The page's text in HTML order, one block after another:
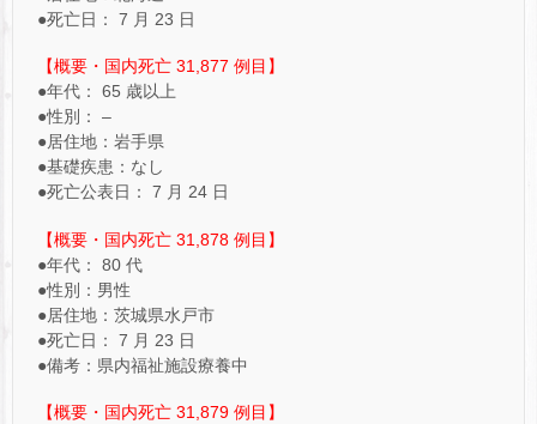
●死亡日： 7 月 23 日
【概要・国内死亡 31,877 例目】
●年代： 65 歳以上
●性別： –
●居住地：岩手県
●基礎疾患：なし
●死亡公表日： 7 月 24 日
【概要・国内死亡 31,878 例目】
●年代： 80 代
●性別：男性
●居住地：茨城県水戸市
●死亡日： 7 月 23 日
●備考：県内福祉施設療養中
【概要・国内死亡 31,879 例目】